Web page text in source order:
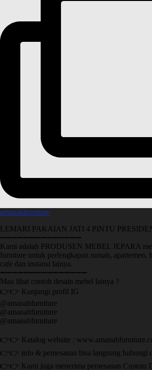
amanahfurniture
LEMARI PAKAIAN JATI 4 PINTU
➖➖➖➖➖➖➖➖➖➖➖➖➖➖
Kami adalah PRODUSEN MEBEL JEPARA
furniture untuk perlengkapan rumah, apartemen,
cafe dan instansi lainya.
➖➖➖➖➖➖➖➖➖➖➖➖➖➖➖
Mau lihat contoh desain mebel lainya ?
👉👉 Kunjungi profil IG
@amanahfurniture
@amanahfurniture
@amanahfurniture
👉👉 Katalog website :
👉👉 info & pemesanan bisa langsung hubungi
👉👉 Kami juga menerima pemesanan Custom